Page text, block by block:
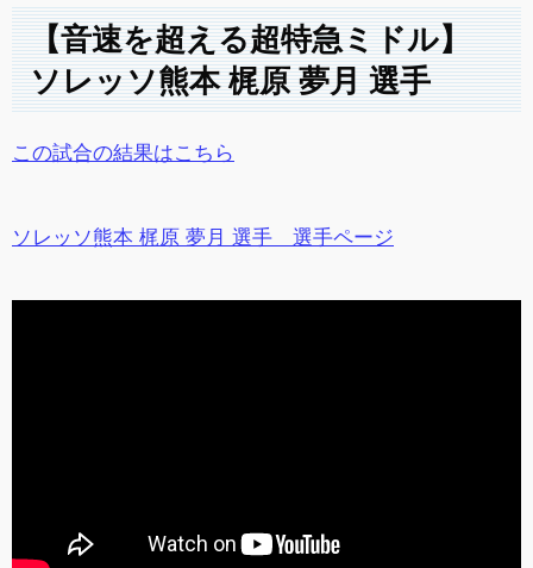
【音速を超える超特急ミドル】
ソレッソ熊本 梶原 夢月 選手
この試合の結果はこちら
ソレッソ熊本 梶原 夢月 選手 選手ページ